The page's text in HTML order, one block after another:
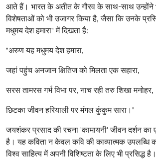
आते हैं। भारत के अतीत के गौरव के साथ-साथ उन्होंने
विशेषताओं को भी उजागर किया है, जैसा कि उनके
मधुमय देश हमारा" में दिखता है:
"अरुण यह मधुमय देश हमारा,
जहां पहुंच अनजान क्षितिज को मिलता एक सहारा,
सरस तामरस गर्भ विभा पर, नाच रही तरु शिखा मनोहर,
छिटका जीवन हरियाली पर मंगल कुंकुम सारा।"
जयशंकर प्रसाद की रचना 'कामायनी' जीवन दर्शन का
है। यह कविता न केवल कवि की काव्यात्मक उपलब्धि
विश्व साहित्य में अपनी विशिष्टता के लिए भी प्रसिद्ध